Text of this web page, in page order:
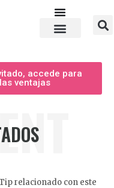
accede para
ventajas
relacionado con este